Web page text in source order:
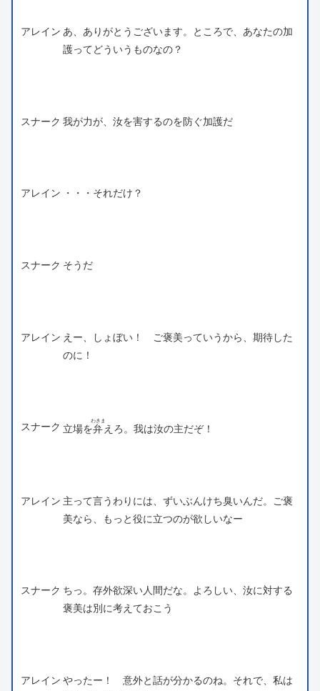
アレイン あ、ありがとうございます。ところで、あなたの加
護ってどういうものなの？
スナーク 我が力が、汝を害するのを防ぐ加護だ
アレイン ・・・それだけ？
スナーク そうだ
アレイン えー、しょぼい！ ご褒美っていうから、期待した
のに！
スナーク 立場を弁
わきま
えろ。我は汝の主だぞ！
アレイン 主って言うわりには、ずいぶんけち臭いんだ。ご褒
美なら、もっと役に立つのが欲しいなー
スナーク ちっ。存外欲深い人間だな。よろしい、汝に対する
褒美は別に考えておこう
アレイン やったー！ 意外と話が分かるのね。それで、私は